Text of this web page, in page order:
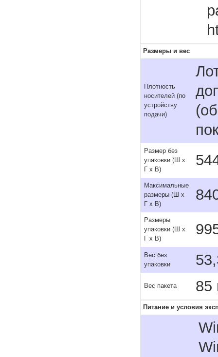
Размеры и вес
Плотность
носителей (по
устройству
подачи)
Размер без
упаковки (Ш x
Г x В)
Максимальные
размеры (Ш x
Г x В)
Размеры
упаковки (Ш x
Г x В)
Вес без
упаковки
Вес пакета 85
Питание и условия